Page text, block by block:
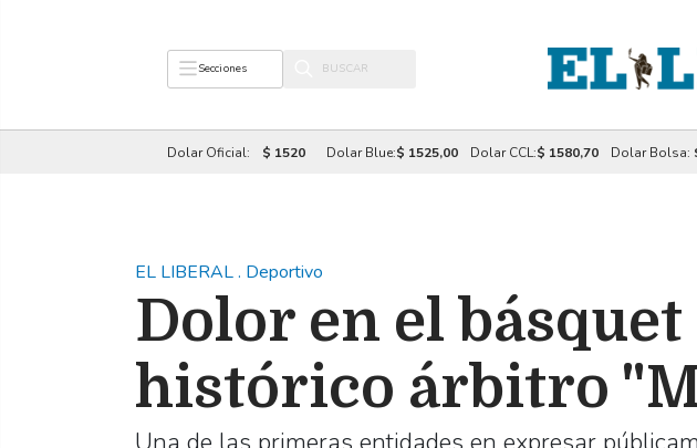
Secciones
Dolar Oficial: $ 1520 Dolar Blue:$ 1525,00 Dolar CCL:$ 1580,70 Dolar Bolsa:
EL LIBERAL. Deportivo
Dolor en el
histórico árbitro